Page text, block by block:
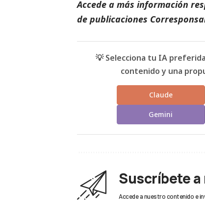
Accede a más información
de publicaciones
💡 Selecciona tu IA
contenido y una
Claude
Gemini
Suscríbete
Accede a nuestro contenido e